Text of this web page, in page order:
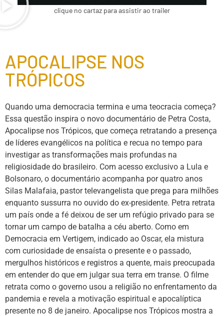
clique no cartaz para assistir ao trailer
APOCALIPSE NOS
TRÓPICOS
Quando uma democracia termina e uma teocracia começa?
Essa questão inspira o novo documentário de Petra Costa,
Apocalipse nos Trópicos, que começa retratando a presença
de líderes evangélicos na política e recua no tempo para
investigar as transformações mais profundas na
religiosidade do brasileiro. Com acesso exclusivo a Lula e
Bolsonaro, o documentário acompanha por quatro anos
Silas Malafaia, pastor televangelista que prega para milhões
enquanto sussurra no ouvido do ex-presidente. Petra retrata
um país onde a fé deixou de ser um refúgio privado para se
tornar um campo de batalha a céu aberto. Como em
Democracia em Vertigem, indicado ao Oscar, ela mistura
com curiosidade de ensaísta o presente e o passado,
mergulhos históricos e registros a quente, mais preocupada
em entender do que em julgar sua terra em transe. O filme
retrata como o governo usou a religião no enfrentamento da
pandemia e revela a motivação espiritual e apocalíptica
presente no 8 de janeiro. Apocalipse nos Trópicos mostra a